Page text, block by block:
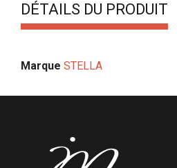
DÉTAILS DU PRODUIT
Marque STELLA